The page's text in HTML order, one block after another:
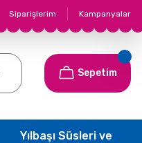
Siparişlerim Kampanyalar
Sepetim
Yılbaşı Süsleri ve